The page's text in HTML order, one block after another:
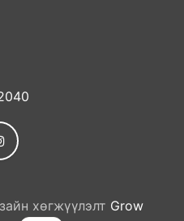
хөгжүүлэлт Grow